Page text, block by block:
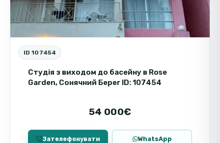
ліквідність нерухомості та приваблює
туристів і постійних мешканців.
ID 107454
Студія з виходом до басейну в Rose
Garden, Сонячний Берег ID: 107454
54 000€
Зателефонувати WhatsApp